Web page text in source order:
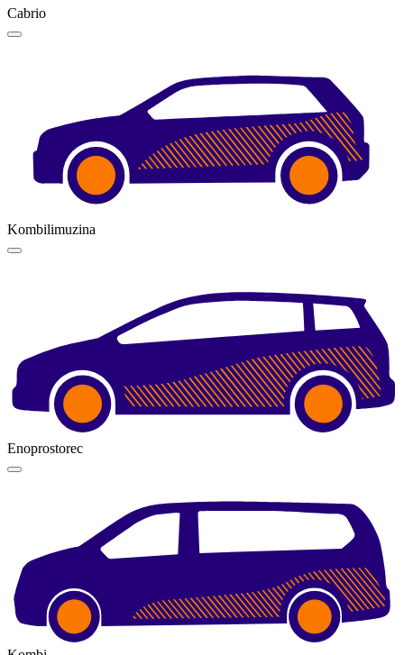
Cabrio
Kombilimuzina
Enoprostorec